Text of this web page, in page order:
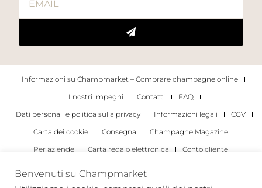
Informazioni su Champmarket – Comprare champagne online
I nostri impegni
Contatti
FAQ
Dati personali e politica sulla privacy
Informazioni legali
CGV
Carta dei cookie
Consegna
Champagne Magazine
Per aziende
Carta regalo elettronica
Conto cliente
Per gli individui
Per le aziende
Benvenuti su Champmarket